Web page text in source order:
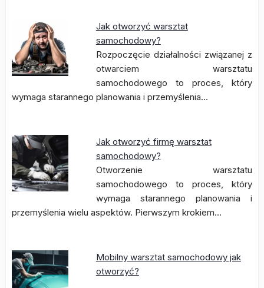
Jak otworzyć warsztat
samochodowy?
Rozpoczęcie działalności związanej z
otwarciem warsztatu
samochodowego to proces, który
wymaga starannego planowania i przemyślenia…
Jak otworzyć firmę warsztat
samochodowy?
Otworzenie warsztatu
samochodowego to proces, który
wymaga starannego planowania i
przemyślenia wielu aspektów. Pierwszym krokiem…
Mobilny warsztat samochodowy jak
otworzyć?